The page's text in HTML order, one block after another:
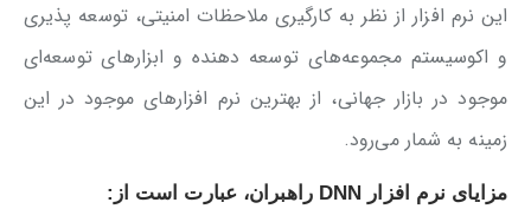
این نرم افزار از نظر به کارگیری ملاحظات امنیتی، توسعه پذیری
و اکوسیستم مجموعه‌های توسعه دهنده و ابزارهای توسعه‌ای
موجود در بازار جهانی، از بهترین نرم افزارهای موجود در این
زمینه به شمار می‌رود.
مزایای نرم افزار DNN راهبران، عبارت است از: